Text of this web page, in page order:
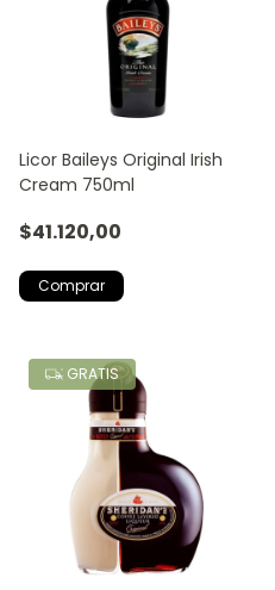
Licor Baileys Original Irish
Cream 750ml
$41.120,00
GRATIS